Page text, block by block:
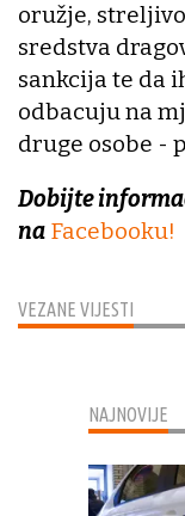
VEZANE VIJESTI
oružje,
sredstva
sankcija te da
odbacuju na
druge osobe -
Dobijte
na Facebooku!
NAJNOVIJE